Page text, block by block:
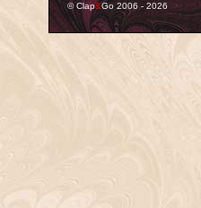
© Clap&Go 2006 - 2026